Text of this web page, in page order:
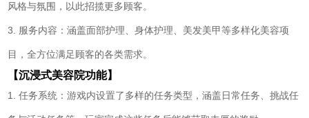
风格与氛围，以此招揽更多顾客。
3. 服务内容：涵盖面部护理、身体护理、美发美甲等多样化美容项
目，全方位满足顾客的各类需求。
【沉浸式美容院功能】
1. 任务系统：游戏内设置了多样的任务类型，涵盖日常任务、挑战任